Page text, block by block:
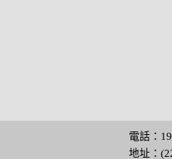
電話：
地址：